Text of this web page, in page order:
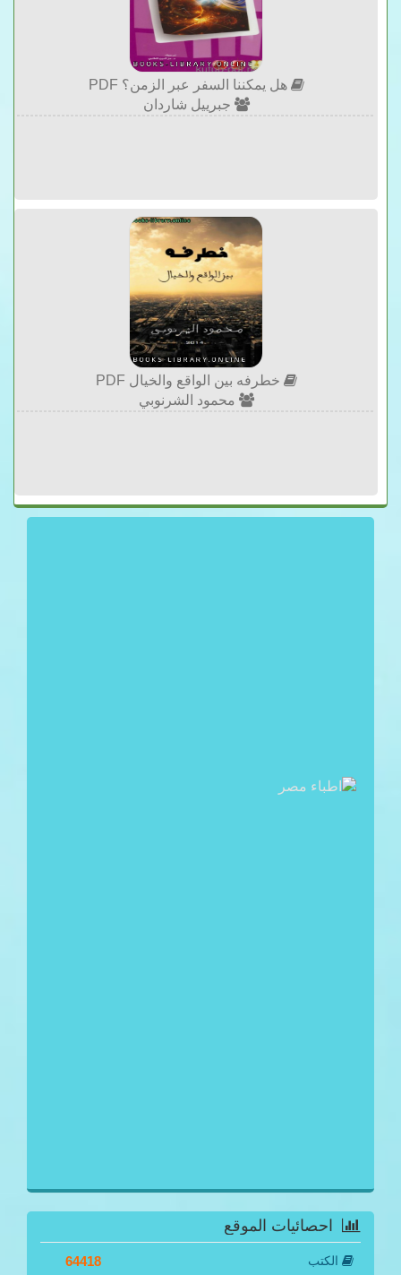
هل يمكننا السفر عبر الزمن؟ PDF
جبرييل شاردان
خطرفه بين الواقع والخيال PDF
محمود الشرنوبي
احصائيات الموقع
الكتب 64418